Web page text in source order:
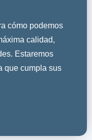
cómo podemos
calidad,
Estaremos
que cumpla sus